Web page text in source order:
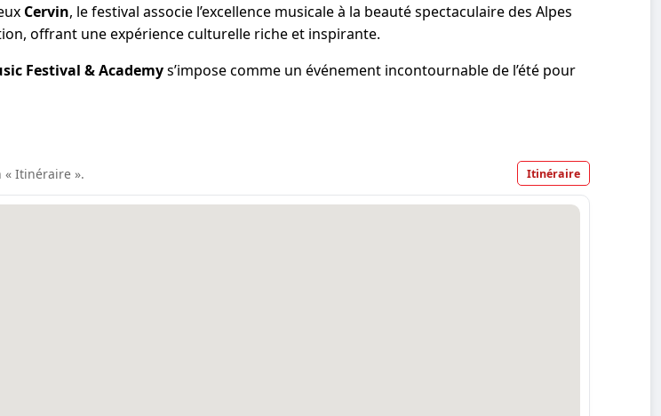
Cervin, le festival associe l’excellence musicale à la beauté spectaculaire des Alpes
offrant une expérience culturelle riche et inspirante.
Festival & Academys’impose comme un événement incontournable de l’été pour
Itinéraire ». Itinéraire